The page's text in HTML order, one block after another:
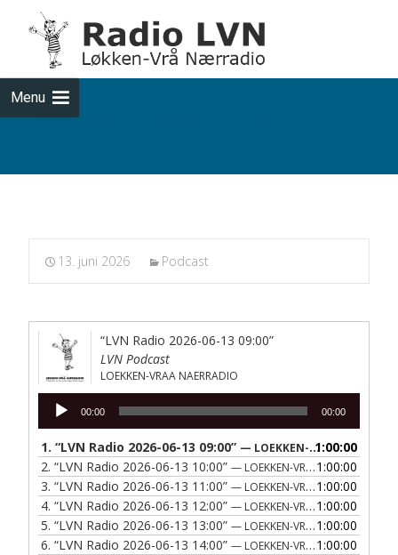
Menu
Podcasts fra 2026-06-13
13. juni 2026 Podcast
“LVN Radio 2026-06-13 09:00”
LVN Podcast
LOEKKEN-VRAA NAERRADIO
Lydafspiller
00:00 00:00
1. “LVN Radio 2026-06-13 09:00” — LOEKKEN-VRAA NAERRADIO 1:00:00
2. “LVN Radio 2026-06-13 10:00” — LOEKKEN-VRAA NAERRADIO
1:00:00
3. “LVN Radio 2026-06-13 11:00” — LOEKKEN-VRAA NAERRADIO
1:00:00
4. “LVN Radio 2026-06-13 12:00” — LOEKKEN-VRAA NAERRADIO
1:00:00
5. “LVN Radio 2026-06-13 13:00” — LOEKKEN-VRAA NAERRADIO
1:00:00
6. “LVN Radio 2026-06-13 14:00” — LOEKKEN-VRAA NAERRADIO
1:00:00